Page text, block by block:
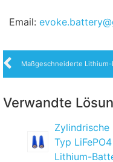
Email:
Verwandte
Zylindrische
Typ
Lithium-